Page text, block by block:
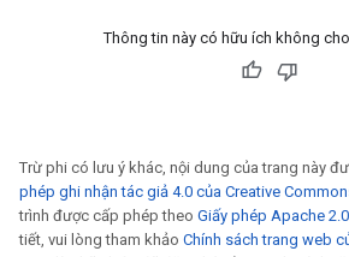
Thông tin này có hữu ích không
Trừ phi có lưu ý khác, nội dung của trang này
phép ghi nhận tác giả 4.0 của Creative
trình được cấp phép theo Giấy phép Apache 2.0
tiết, vui lòng tham khảo Chính sách trang web